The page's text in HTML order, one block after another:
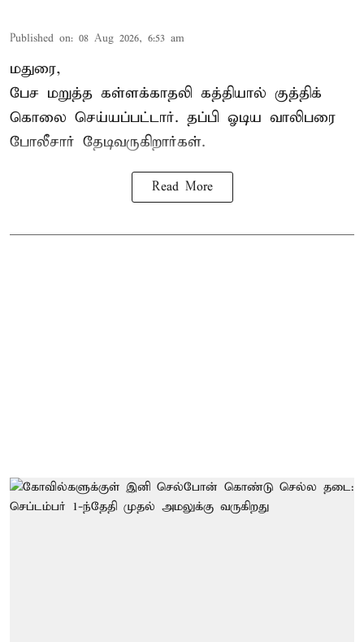
Published on: 08 Aug 2026, 6:53 am
மதுரை,
பேச மறுத்த கள்ளக்காதலி கத்தியால் குத்திக்
கொலை செய்யப்பட்டார். தப்பி ஓடிய வாலிபரை
போலீசார் தேடிவருகிறார்கள்.
Read More